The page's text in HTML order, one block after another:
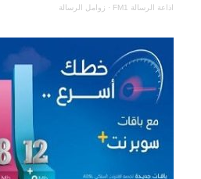
اذاعة الرسالة FM1 · زوامل الرسالة